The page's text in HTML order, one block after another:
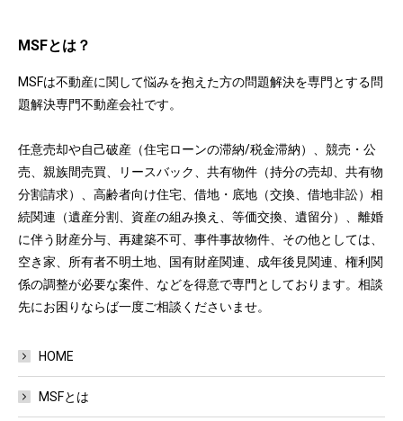
MSFとは？
MSFは不動産に関して悩みを抱えた方の問題解決を専門とする問
題解決専門不動産会社です。
任意売却や自己破産（住宅ローンの滞納/税金滞納）、競売・公
売、親族間売買、リースバック、共有物件（持分の売却、共有物
分割請求）、高齢者向け住宅、借地・底地（交換、借地非訟）相
続関連（遺産分割、資産の組み換え、等価交換、遺留分）、離婚
に伴う財産分与、再建築不可、事件事故物件、その他としては、
空き家、所有者不明土地、国有財産関連、成年後見関連、権利関
係の調整が必要な案件、などを得意で専門としております。相談
先にお困りならば一度ご相談くださいませ。
HOME
MSFとは